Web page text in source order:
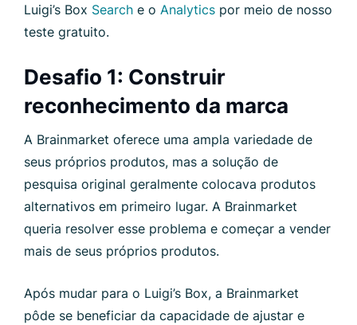
Luigi’s Box Search e o Analytics por meio de nosso
teste gratuito.
Desafio 1: Construir
reconhecimento da marca
A Brainmarket oferece uma ampla variedade de
seus próprios produtos, mas a solução de
pesquisa original geralmente colocava produtos
alternativos em primeiro lugar. A Brainmarket
queria resolver esse problema e começar a vender
mais de seus próprios produtos.
Após mudar para o Luigi’s Box, a Brainmarket
pôde se beneficiar da capacidade de ajustar e